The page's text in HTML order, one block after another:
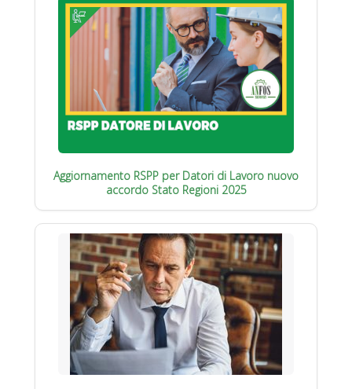
Aggiornamento RSPP per Datori di Lavoro nuovo
accordo Stato Regioni 2025